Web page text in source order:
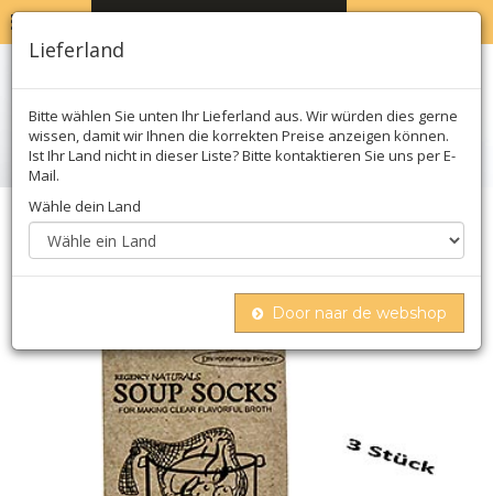
Lieferland
Bitte wählen Sie unten Ihr Lieferland aus. Wir würden dies gerne
wissen, damit wir Ihnen die korrekten Preise anzeigen können.
Ist Ihr Land nicht in dieser Liste? Bitte kontaktieren Sie uns per E-
Mail.
Wähle dein Land
Door naar de webshop